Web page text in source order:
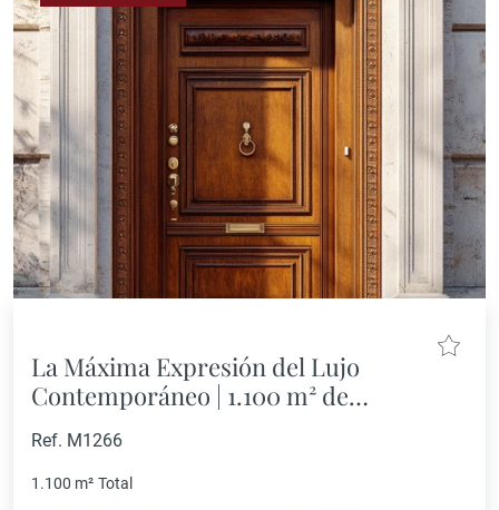
La Máxima Expresión del Lujo
Contemporáneo | 1.100 m² de
Exclusividad, Bienestar y Diseño
Ref. M1266
1.100 m² Total